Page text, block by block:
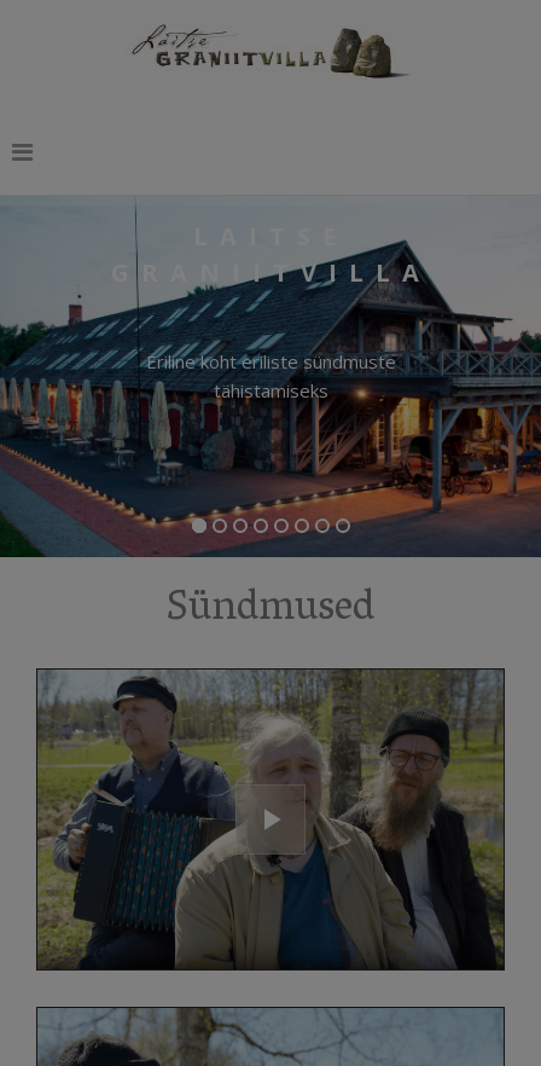
GRANIITVILLA
Eriline koht eriliste sündmuste
tähistamiseks
Sündmused